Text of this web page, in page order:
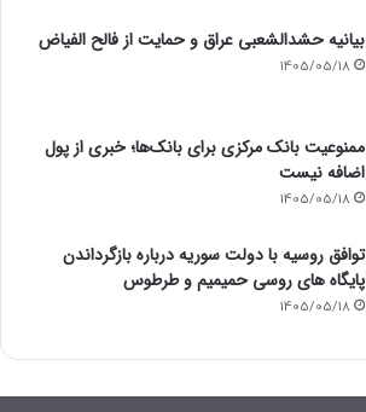
بیانیه حشدالشعبی عراق و حمایت از فالح الفیاض
1405/05/18
ممنوعیت بانک مرکزی برای بانک‌ها؛ خبری از پول
اضافه نیست
1405/05/18
توافق روسیه با دولت سوریه درباره بازگرداندن
پایگاه های روسی حمیمیم و طرطوس
1405/05/18